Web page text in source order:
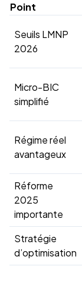
Point
Seuils LMNP
2026
Micro-BIC
simplifié
Régime réel
avantageux
Réforme
2025
importante
Stratégie
d’optimisation